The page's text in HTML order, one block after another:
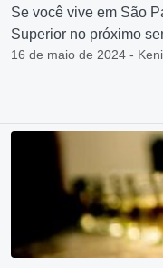
Se você vive em São
Superior no próximo
16 de maio de 2024 -